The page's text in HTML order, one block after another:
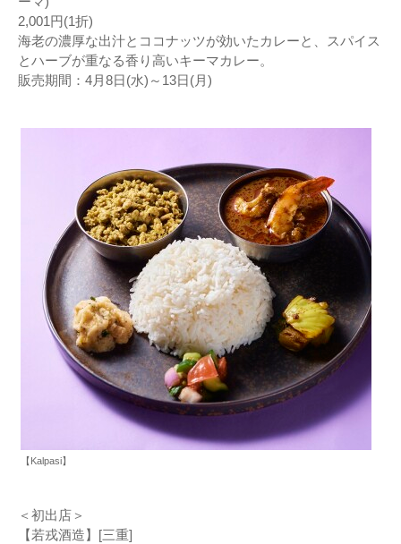
2,001円(1折)
海老の濃厚な出汁とココナッツが効いたカレーと、スパイス
とハーブが重なる香り高いキーマカレー。
販売期間：4月8日(水)～13日(月)
【Kalpasi】
＜初出店＞
【若戎酒造】[三重]